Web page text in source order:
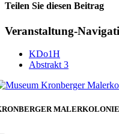
Teilen Sie diesen Beitrag
Facebook
Veranstaltung-
KDo1H
Abstrakt 3
MALERKOLONIE